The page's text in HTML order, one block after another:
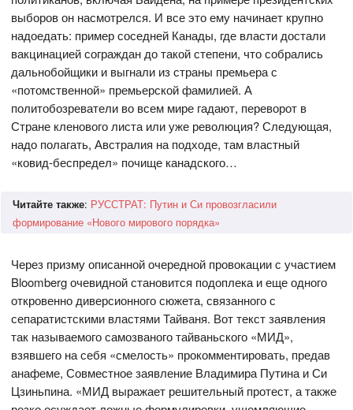
выборов он насмотрелся. И все это ему начинает крупно
надоедать: пример соседней Канады, где власти достали
вакцинацией сограждан до такой степени, что собрались
дальнобойщики и выгнали из страны премьера с
«потомственной» премьерской фамилией. А
политобозреватели во всем мире гадают, переворот в
Стране кленового листа или уже революция? Следующая,
надо полагать, Австралия на подходе, там властный
«ковид-беспредел» почище канадского…
Читайте также: РУССТРАТ: Путин и Си провозгласили
формирование «Нового мирового порядка»
Через призму описанной очередной провокации с участием
Bloomberg очевидной становится подоплека и еще одного
откровенно диверсионного сюжета, связанного с
сепаратистскими властями Тайваня. Вот текст заявления
так называемого самозваного тайваньского «МИД»,
взявшего на себя «смелость» прокомментировать, предав
анафеме, Совместное заявление Владимира Путина и Си
Цзиньпина. «МИД выражает решительный протест, а также